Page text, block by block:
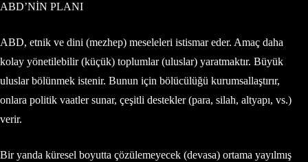
ABD’NİN PLANI
ABD, etnik ve dini (mezhep) meseleleri istismar eder. Amaç daha
kolay yönetilebilir (küçük) toplumlar (uluslar) yaratmaktır. Büyük
uluslar bölünmek istenir. Bunun için bölücülüğü kurumsallaştırır,
onlara politik vaatler sunar, çeşitli destekler (para, silah, altyapı, vs.)
verir.
Bir yanda küresel boyutta çözülemeyecek (devasa) ortama yayılmış